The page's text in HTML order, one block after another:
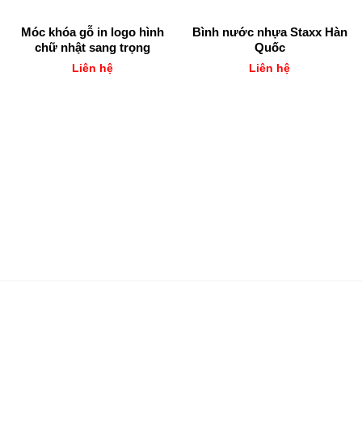
Móc khóa gỗ in logo hình
chữ nhật sang trọng
Liên hệ
Bình nước nhựa Staxx Hàn
Quốc
Liên hệ